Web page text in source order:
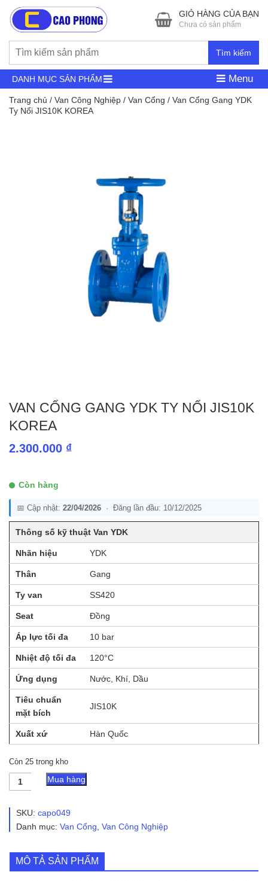
Tìm kiếm
GIỎ HÀNG CỦA BẠN
Chưa có sản phẩm
DANH MỤC SẢN PHẨM Menu
Trang chủ / Van Công Nghiệp / Van Cổng / Van Cổng Gang YDK
Ty Nổi JIS10K KOREA
VAN CỔNG GANG YDK TY NỔI JIS10K
KOREA
2.300.000 ₫
Còn hàng
📅 Cập nhật: 22/04/2026 · Đăng lần đầu: 10/12/2025
Thông số kỹ thuật Van YDK
Nhãn hiệu YDK
Thân Gang
Ty van SS420
Seat Đồng
Áp lực tối đa 10 bar
Nhiệt độ tối đa 120°C
Ứng dụng Nước, Khí, Dầu
Tiêu chuẩn
mặt bích
JIS10K
Xuất xứ Hàn Quốc
Còn 25 trong kho
Van
Cổng
YDK
Nổi
KOREA
số
lượng
Mua hàng
SKU: capo049
Danh mục: Van Cổng, Van Công Nghiệp
MÔ TẢ SẢN PHẨM